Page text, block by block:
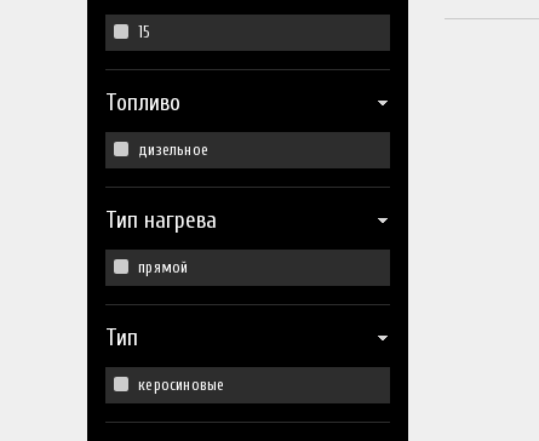
15
Топливо
дизельное
Тип нагрева
прямой
Тип
керосиновые